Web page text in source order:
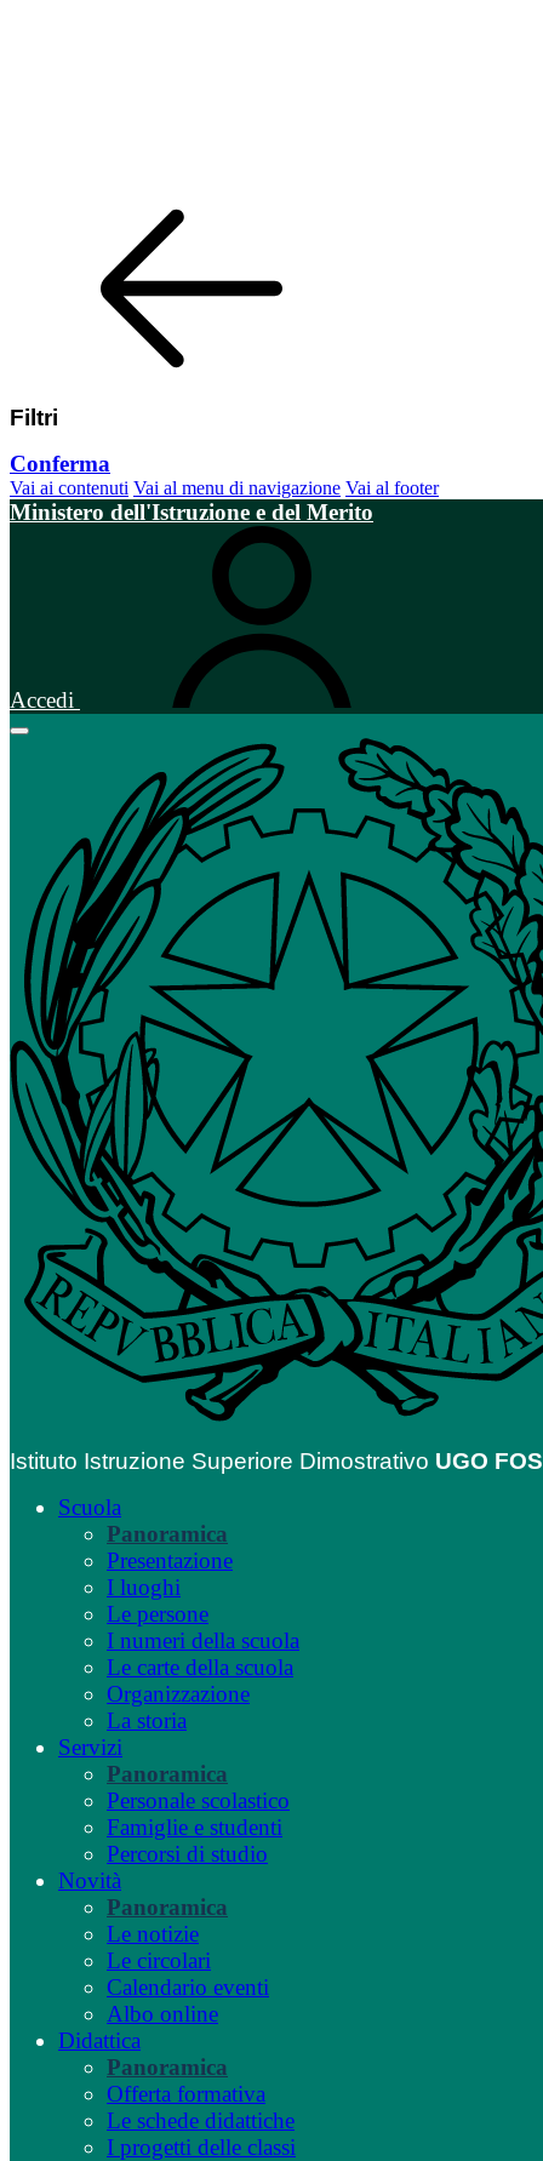
Filtri
Conferma
Vai ai contenuti Vai al menu di navigazione Vai al footer
Ministero dell'Istruzione e del Merito
Accedi
Istituto Istruzione Superiore Dimostrativo UGO
Scuola
Panoramica
Presentazione
I luoghi
Le persone
I numeri della scuola
Le carte della scuola
Organizzazione
La storia
Servizi
Panoramica
Personale scolastico
Famiglie e studenti
Percorsi di studio
Novità
Panoramica
Le notizie
Le circolari
Calendario eventi
Albo online
Didattica
Panoramica
Offerta formativa
Le schede didattiche
I progetti delle classi